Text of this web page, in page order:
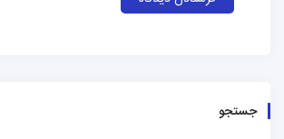
جستجو